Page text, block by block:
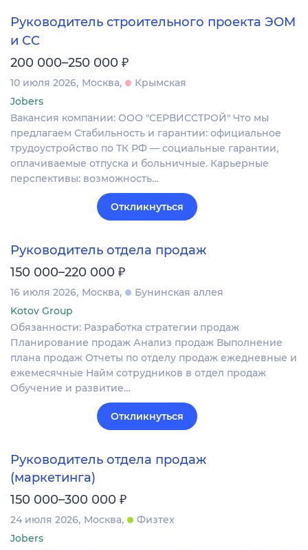
Руководитель строительного проекта ЭОМ
и СС
200 000–250 000 ₽
10 июля 2026 Москва
Крымская
Jobers
Вакансия компании: ООО "СЕРВИССТРОЙ" Что мы
предлагаем Стабильность и гарантии: официальное
трудоустройство по ТК РФ — социальные гарантии,
оплачиваемые отпуска и больничные. Карьерные
перспективы: возможность…
Откликнуться
Руководитель отдела продаж
150 000–220 000 ₽
16 июля 2026 Москва
Бунинская аллея
Kotov Group
Обязанности: Разработка стратегии продаж
Планирование продаж Анализ продаж Выполнение
плана продаж Отчеты по отделу продаж ежедневные и
ежемесячные Найм сотрудников в отдел продаж
Обучение и развитие…
Откликнуться
Руководитель отдела продаж
(маркетинга)
150 000–300 000 ₽
24 июля 2026 Москва
Физтех
Jobers